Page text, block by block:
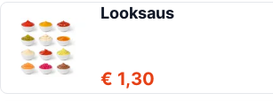
Looksaus
€ 1,30